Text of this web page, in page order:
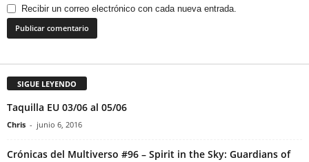
Recibir un correo electrónico con cada nueva entrada.
SIGUE LEYENDO
Taquilla EU 03/06 al 05/06
Chris - junio 6, 2016
Crónicas del Multiverso #96 – Spirit in the Sky: Guardians of